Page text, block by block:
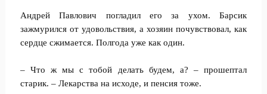
Андрей Павлович погладил его за ухом. Барсик
зажмурился от удовольствия, а хозяин почувствовал, как
сердце сжимается. Полгода уже как один.
– Что ж мы с тобой делать будем, а? – прошептал
старик. – Лекарства на исходе, и пенсия тоже.